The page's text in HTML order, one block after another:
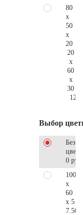
80
x
50
x
20
20
x
60
x
30
Выбор
Без
0 руб.
100
x
60
x 5